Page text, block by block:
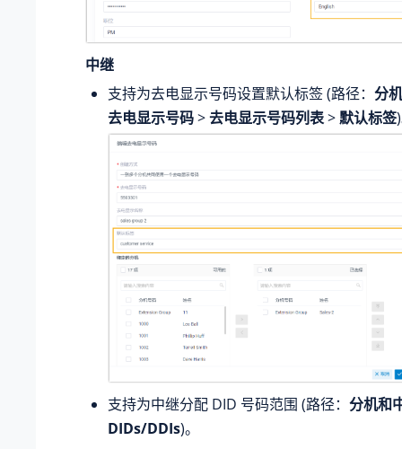
中继
支持为去电显示号码设置默认标签 (路径： 分
去电显示号码>去电显示号码列表> 默认标签
支持为中继分配 DID 号码范围 (路径： 分机和
DIDs/DDIs)。